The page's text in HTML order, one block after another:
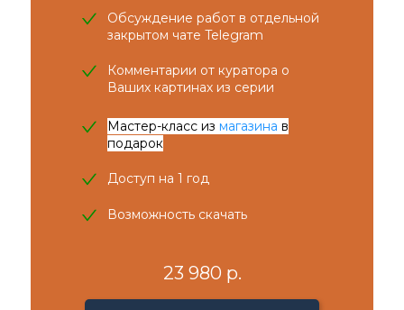
Обсуждение работ в отдельной
закрытом чате Telegram
Комментарии от куратора о
Ваших картинах из серии
Мастер-класс из магазина в
подарок
Доступ на 1 год
Возможность скачать
23 980 р.